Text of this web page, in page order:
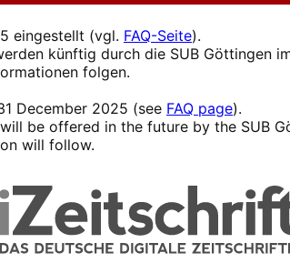
eingestellt (vgl. FAQ-Seite).
künftig durch die SUB Göttingen
folgen.
December 2025 (see FAQ page).
be offered in the future by the SUB
will follow.